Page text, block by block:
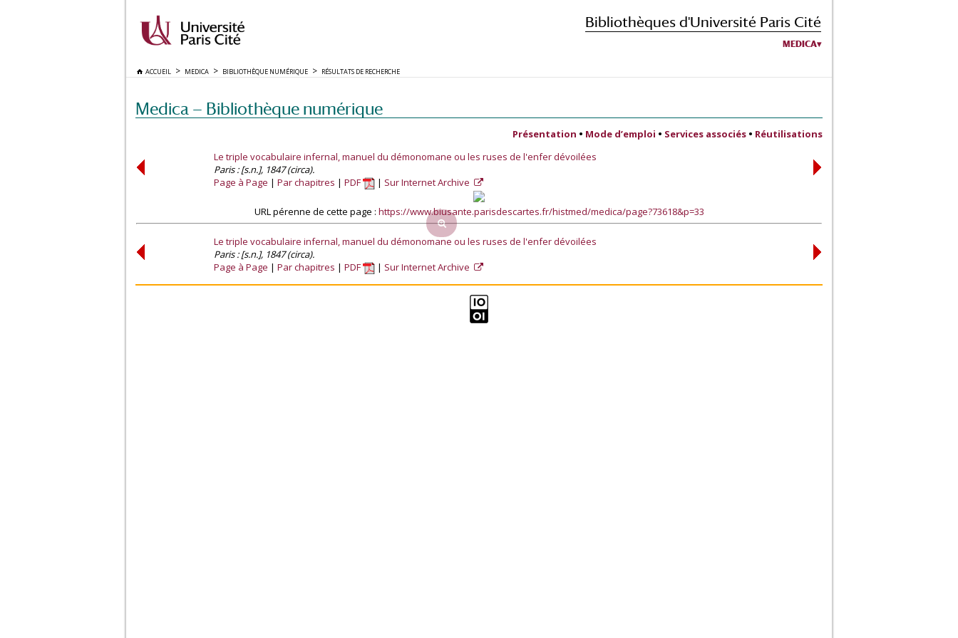
Bibliothèques d'Université Paris Cité
MEDICA
ACCUEIL MEDICA BIBLIOTHÈQUE NUMÉRIQUE RÉSULTATS DE RECHERCHE
Medica — Bibliothèque numérique
Présentation • Mode d’emploi • Services associés • Réutilisations
Le triple vocabulaire infernal, manuel‎ du démonomane‎ ou les ruses de l'enfer dévoilées
Paris : [s.n.], 1847 (circa).
Page à Page
Par chapitres PDF Sur Internet Archive
URL pérenne de cette page : https://www.biusante.parisdescartes.fr/histmed/medica/page?73618&p=33
Le triple vocabulaire infernal, manuel‎ du démonomane‎ ou les ruses de l'enfer dévoilées
Paris : [s.n.], 1847 (circa).
Page à Page
Par chapitres PDF Sur Internet Archive